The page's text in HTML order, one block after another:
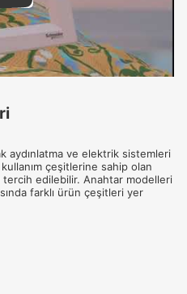
aydınlatma ve elektrik sistemleri
kullanım çeşitlerine sahip olan
edilebilir. Anahtar modelleri
farklı ürün çeşitleri yer